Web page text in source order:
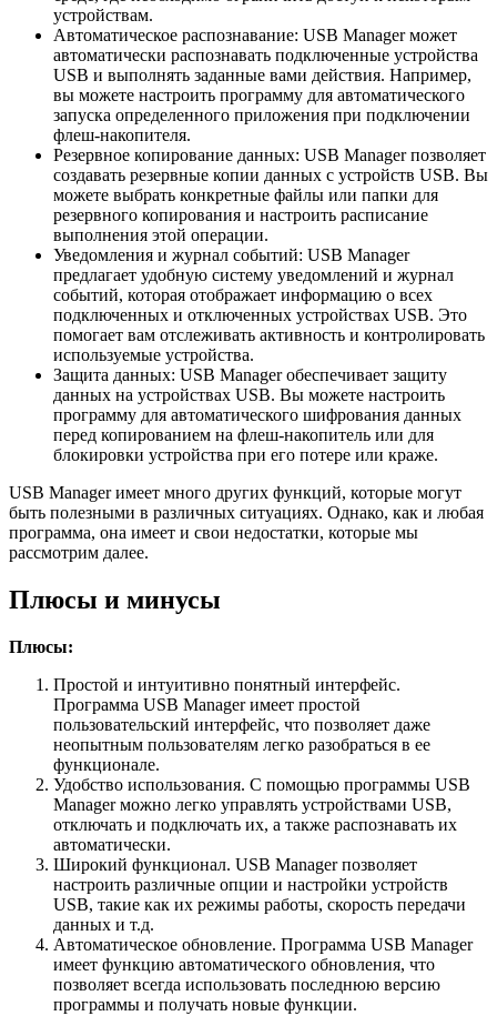
устройствам.
Автоматическое распознавание: USB Manager может
автоматически распознавать подключенные устройства
USB и выполнять заданные вами действия. Например,
вы можете настроить программу для автоматического
запуска определенного приложения при подключении
флеш-накопителя.
Резервное копирование данных: USB Manager позволяет
создавать резервные копии данных с устройств USB. Вы
можете выбрать конкретные файлы или папки для
резервного копирования и настроить расписание
выполнения этой операции.
Уведомления и журнал событий: USB Manager
предлагает удобную систему уведомлений и журнал
событий, которая отображает информацию о всех
подключенных и отключенных устройствах USB. Это
помогает вам отслеживать активность и контролировать
используемые устройства.
Защита данных: USB Manager обеспечивает защиту
данных на устройствах USB. Вы можете настроить
программу для автоматического шифрования данных
перед копированием на флеш-накопитель или для
блокировки устройства при его потере или краже.
USB Manager имеет много других функций, которые могут
быть полезными в различных ситуациях. Однако, как и любая
программа, она имеет и свои недостатки, которые мы
рассмотрим далее.
Плюсы и минусы
Плюсы:
Простой и интуитивно понятный интерфейс.
Программа USB Manager имеет простой
пользовательский интерфейс, что позволяет даже
неопытным пользователям легко разобраться в ее
функционале.
Удобство использования. С помощью программы USB
Manager можно легко управлять устройствами USB,
отключать и подключать их, а также распознавать их
автоматически.
Широкий функционал. USB Manager позволяет
настроить различные опции и настройки устройств
USB, такие как их режимы работы, скорость передачи
данных и т.д.
Автоматическое обновление. Программа USB Manager
имеет функцию автоматического обновления, что
позволяет всегда использовать последнюю версию
программы и получать новые функции.